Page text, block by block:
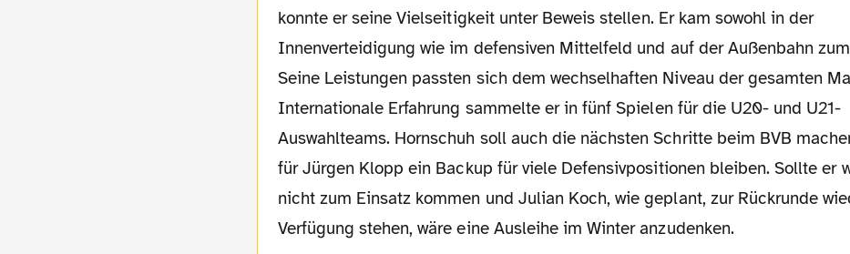
konnte er seine Vielseitigkeit unter Beweis stellen. Er kam sowohl in der
Innenverteidigung wie im defensiven Mittelfeld und auf der Außenbahn
Seine Leistungen passten sich dem wechselhaften Niveau der gesamten
Internationale Erfahrung sammelte er in fünf Spielen für die U20- und U21-
Auswahlteams. Hornschuh soll auch die nächsten Schritte beim BVB
für Jürgen Klopp ein Backup für viele Defensivpositionen bleiben. Sollte er
nicht zum Einsatz kommen und Julian Koch, wie geplant, zur Rückrunde
Verfügung stehen, wäre eine Ausleihe im Winter anzudenken.